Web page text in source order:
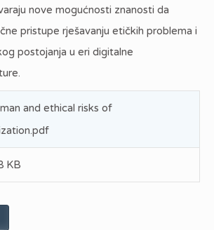
nove mogućnosti znanosti da
pristupe rješavanju etičkih problema i
postojanja u eri digitalne
and ethical risks of
KB